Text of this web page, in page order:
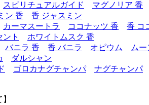
スピリチュアルガイド
マグノリア 香
ン 香
香 ジャスミン
カーマスートラ ココナッツ 香
香 コ
ト
ホワイトムスク 香
バニラ 香 香 バニラ オピウム
ムー
ダルシャン
ゴロカナグチャンパ
ナグチャンパ